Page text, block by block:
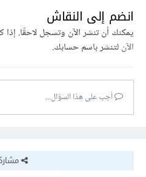
انضم إلى النقاش
يمكنك أن تنشر الآن وتسجل لاحقًا.
الآنلتنشر باسم حسابك.
أجب على هذا السؤال...